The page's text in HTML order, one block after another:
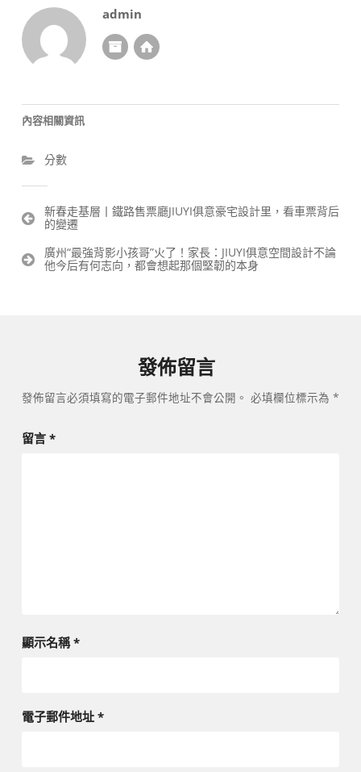
admin
內容相關資訊
分數
文
章
覽
新春走基層丨鐵路售票廳JIUYI俱意豪宅設計里，看車票背后
的變遷
廣州“最強背影小孩哥”火了！家長：JIUYI俱意空間設計不論
他今后有何志向，都會想起那個堅韌的本身
發佈留言
發佈留言必須填寫的電子郵件地址不會公開。 必填欄位標示為 *
留言 *
顯示名稱*
電子郵件地址 *